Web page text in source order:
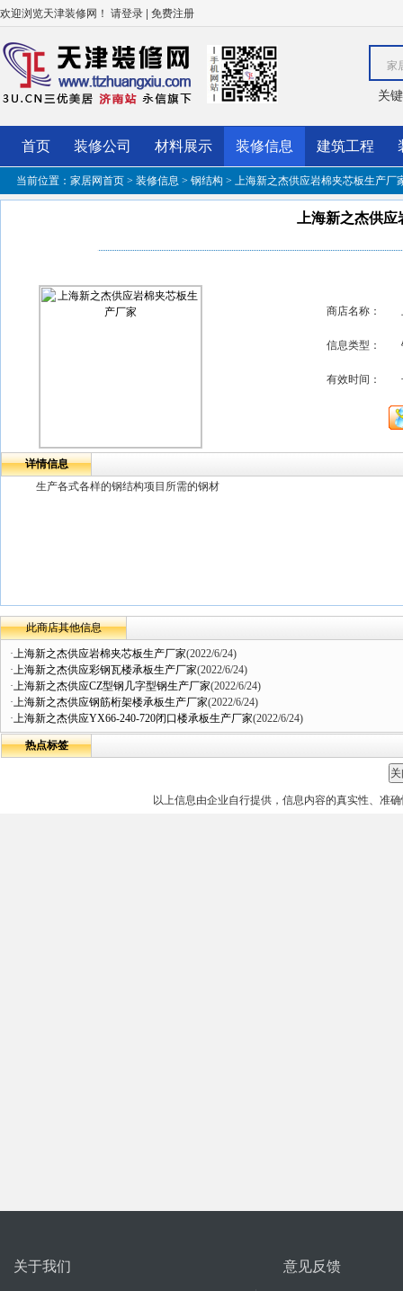
欢迎浏览天津装修网！ 请登录 | 免费注册
家
关
首页 装修公司 材料展示 装修信息 建筑工程
当前位置： 家居网首页 > 装修信息 > 钢结构 > 上海新之杰供应岩棉夹芯板生产厂
上海新之杰供
商店名称：
信息类型：
有效时间：
详情信息
生产各式各样的钢结构项目所需的钢材
此商店其他信息
·上海新之杰供应岩棉夹芯板生产厂家(2022/6/24)
·上海新之杰供应彩钢瓦楼承板生产厂家(2022/6/24)
·上海新之杰供应CZ型钢几字型钢生产厂家(2022/6/24)
·上海新之杰供应钢筋桁架楼承板生产厂家(2022/6/24)
·上海新之杰供应YX66-240-720闭口楼承板生产厂家(2022/6/24)
热点标签
以上信息由企业自行提供，信息内容的真实性、准
关于我们 意见反馈